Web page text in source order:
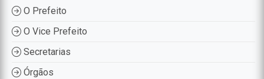
O Prefeito
O Vice Prefeito
Secretarias
Órgãos